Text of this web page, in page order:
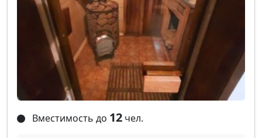
Вместимость до 12 чел.